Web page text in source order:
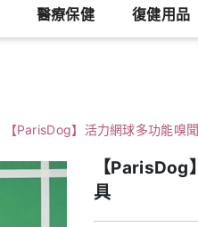
醫療保健 復健用品
【ParisDog】活力網球多功能嗅
【ParisDog
具